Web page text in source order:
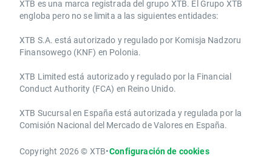
​​XTB es una marca registrada del grupo XTB. El Grupo XTB
engloba pero no se limita a las siguientes entidades:
XTB S.A.​ está autorizado y regulado por Komisja Nadzoru
Finansowego (KNF) ​en Polonia.
XTB Limited ​está autorizado y regulado por la ​Financial
Conduct Authority ​(FCA) en ​​Reino Unido.
XTB Sucursal en España está autorizada y regulada por la
Comisión Nacional del Mercado de Valores en España.
Copyright 2026 © XTB•Configuración de cookies